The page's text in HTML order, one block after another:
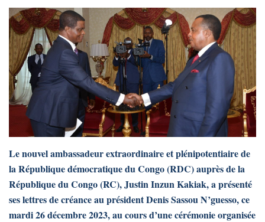
Le nouvel ambassadeur extraordinaire et plénipotentiaire de
la République démocratique du Congo (RDC) auprès de la
République du Congo (RC), Justin Inzun Kakiak, a présenté
ses lettres de créance au président Denis Sassou N’guesso, ce
mardi 26 décembre 2023, au cours d’une cérémonie organisée